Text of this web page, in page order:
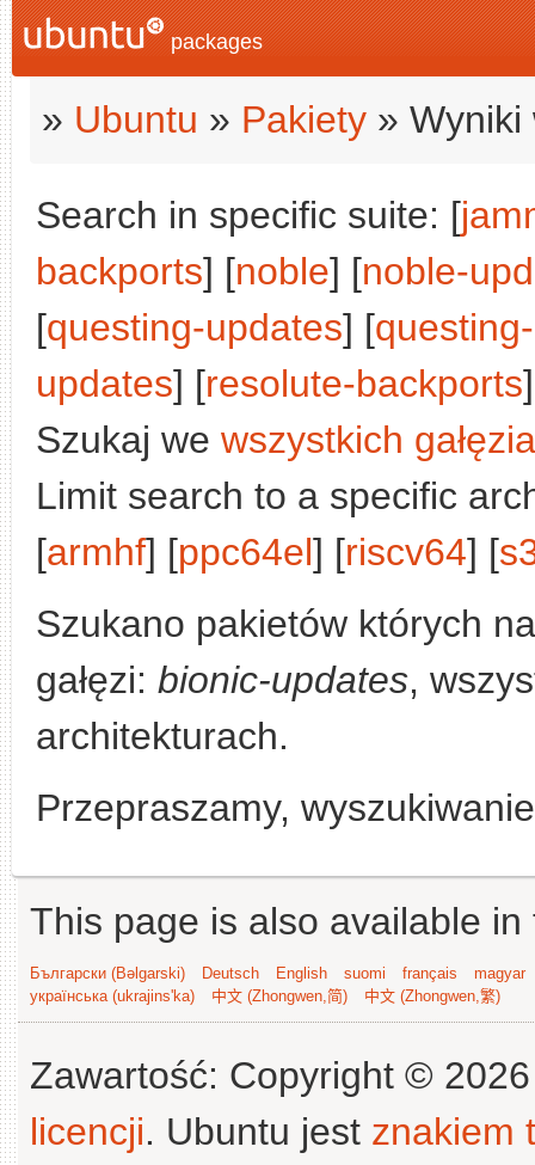
packages
» Ubuntu » Pakiety » Wyniki
Search in specific suite: [
backports] [noble] [noble-
[questing-updates] [
updates] [resolute-backports
Szukaj we wszystkich
Limit search to a specific
[armhf] [ppc64el] [riscv64] [
Szukano pakietów których
gałęzi: bionic-updates,
architekturach.
Przepraszamy,
This page is also available
Български (Bəlgarski) Deutsch English suomi français
magyar
українська (ukrajins'ka)
中文 (Zhongwen,简) 中文 (Zhongwen,繁)
Zawartość: Copyright ©
licencji. Ubuntu jest znakiem